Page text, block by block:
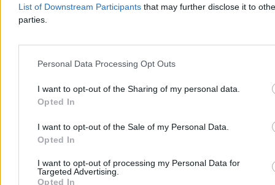
List of Downstream Participants that may further disclose it to
parties.
Personal Data Processing Opt Outs
I want to opt-out of the Sharing of my personal data.
Opted In
I want to opt-out of the Sale of my Personal Data.
Opted In
I want to opt-out of processing my Personal Data for
Targeted Advertising.
Opted In
Senator PiS zmienia barwy. „To nie jest
rozstanie”
Senator Ryszard Majer, związany dotychczas z Prawem i
Sprawiedliwością, dołączył do stowarzyszenia „Rozwój Plus”
oznacza to rozstania z dotychczasowym środowiskiem, lecz
poszerzenie jego działalności.